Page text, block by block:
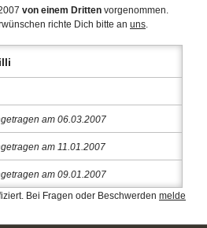
von einem Dritten vorgenommen.
richte Dich bitte an uns.
am 06.03.2007
am 11.01.2007
am 09.01.2007
Bei Fragen oder Beschwerden melde